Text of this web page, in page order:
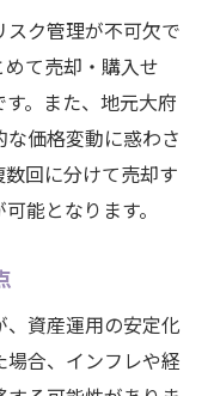
ク管理が不可欠で
て売却・購入せ
。また、地元大府
価格変動に惑わさ
回に分けて売却す
能となります。
資産運用の安定化
場合、インフレや経